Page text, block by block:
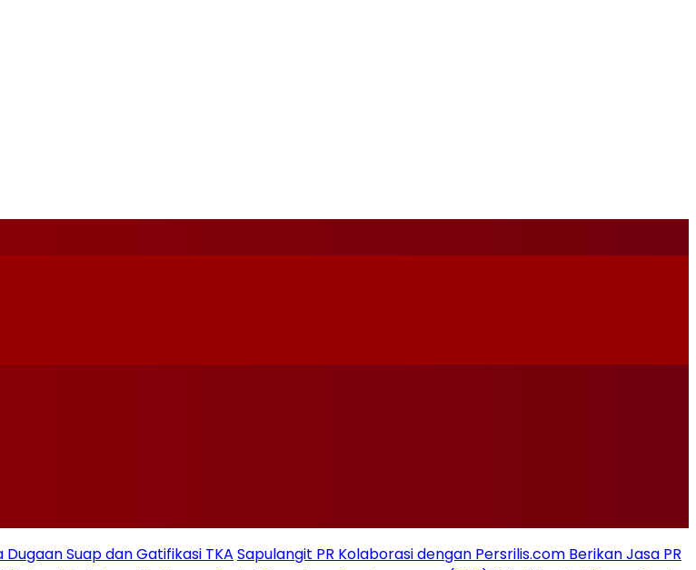
Suap dan Gatifikasi TKA Sapulangit PR Kolaborasi dengan Persrilis.com Berikan Jasa PR